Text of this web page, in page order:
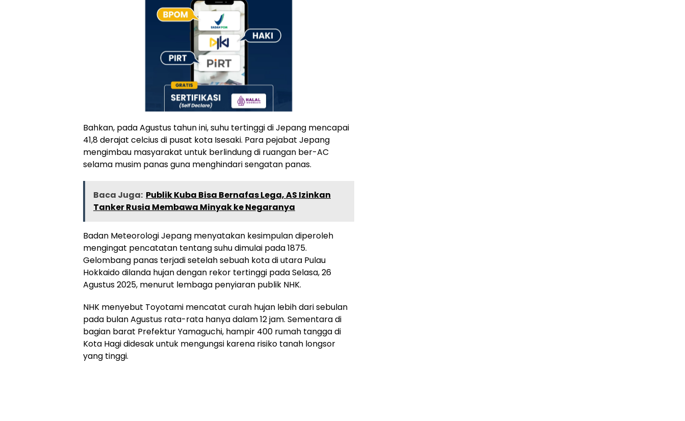
Bahkan, pada Agustus tahun ini, suhu tertinggi di Jepang mencapai
41,8 derajat celcius di pusat kota Isesaki. Para pejabat Jepang
mengimbau masyarakat untuk berlindung di ruangan ber-AC
selama musim panas guna menghindari sengatan panas.
Baca Juga: Publik Kuba Bisa Bernafas Lega, AS Izinkan
Tanker Rusia Membawa Minyak ke Negaranya
Badan Meteorologi Jepang menyatakan kesimpulan diperoleh
mengingat pencatatan tentang suhu dimulai pada 1875.
Gelombang panas terjadi setelah sebuah kota di utara Pulau
Hokkaido dilanda hujan dengan rekor tertinggi pada Selasa, 26
Agustus 2025, menurut lembaga penyiaran publik NHK.
NHK menyebut Toyotami mencatat curah hujan lebih dari sebulan
pada bulan Agustus rata-rata hanya dalam 12 jam. Sementara di
bagian barat Prefektur Yamaguchi, hampir 400 rumah tangga di
Kota Hagi didesak untuk mengungsi karena risiko tanah longsor
yang tinggi.